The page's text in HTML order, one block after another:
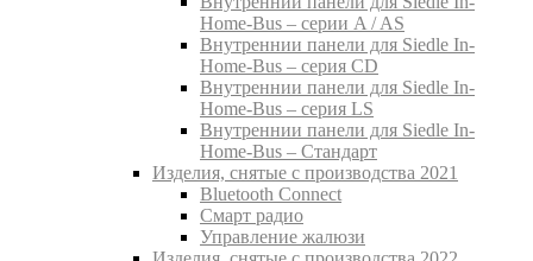
Home-Bus – серии A / AS
Внутреннии панели для Siedle In-
Home-Bus – серия CD
Внутреннии панели для Siedle In-
Home-Bus – серия LS
Внутреннии панели для Siedle In-
Home-Bus – Стандарт
Изделия, снятые с производства 2021
Bluetooth Connect
Смарт радио
Управление жалюзи